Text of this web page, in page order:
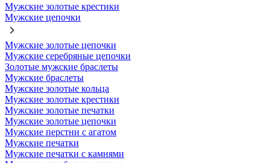
Мужские золотые крестики
Мужские цепочки
Мужские золотые цепочки
Мужские серебряные цепочки
Золотые мужские браслеты
Мужские браслеты
Мужские золотые кольца
Мужские золотые крестики
Мужские золотые печатки
Мужские золотые цепочки
Мужские перстни с агатом
Мужские печатки
Мужские печатки с камнями